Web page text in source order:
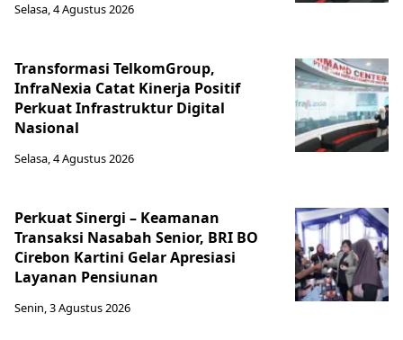
Selasa, 4 Agustus 2026
Transformasi TelkomGroup,
InfraNexia Catat Kinerja Positif
Perkuat Infrastruktur Digital
Nasional
Selasa, 4 Agustus 2026
Perkuat Sinergi – Keamanan
Transaksi Nasabah Senior, BRI BO
Cirebon Kartini Gelar Apresiasi
Layanan Pensiunan
Senin, 3 Agustus 2026